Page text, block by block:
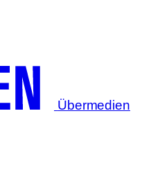
Übermedien